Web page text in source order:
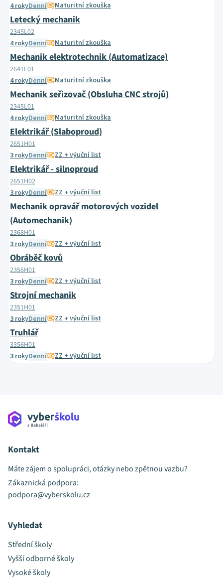
4 rokyDenní Maturitní zkouška
Letecký mechanik
2345L02
4 rokyDenní Maturitní zkouška
Mechanik elektrotechnik (Automatizace)
2641L01
4 rokyDenní Maturitní zkouška
Mechanik seřizovač (Obsluha CNC strojů)
2345L01
4 rokyDenní Maturitní zkouška
Elektrikář (Slaboproud)
2651H01
3 rokyDenní ZZ + výuční list
Elektrikář - silnoproud
2651H02
3 rokyDenní ZZ + výuční list
Mechanik opravář motorových vozidel
(Automechanik)
2368H01
3 rokyDenní ZZ + výuční list
Obráběč kovů
2356H01
3 rokyDenní ZZ + výuční list
Strojní mechanik
2351H01
3 rokyDenní ZZ + výuční list
Truhlář
3356H01
3 rokyDenní ZZ + výuční list
Kontakt
Máte zájem o spolupráci, otázky nebo zpětnou vazbu?
Zákaznická podpora:
podpora@vyberskolu.cz
Vyhledat
Střední školy
Vyšší odborné školy
Vysoké školy